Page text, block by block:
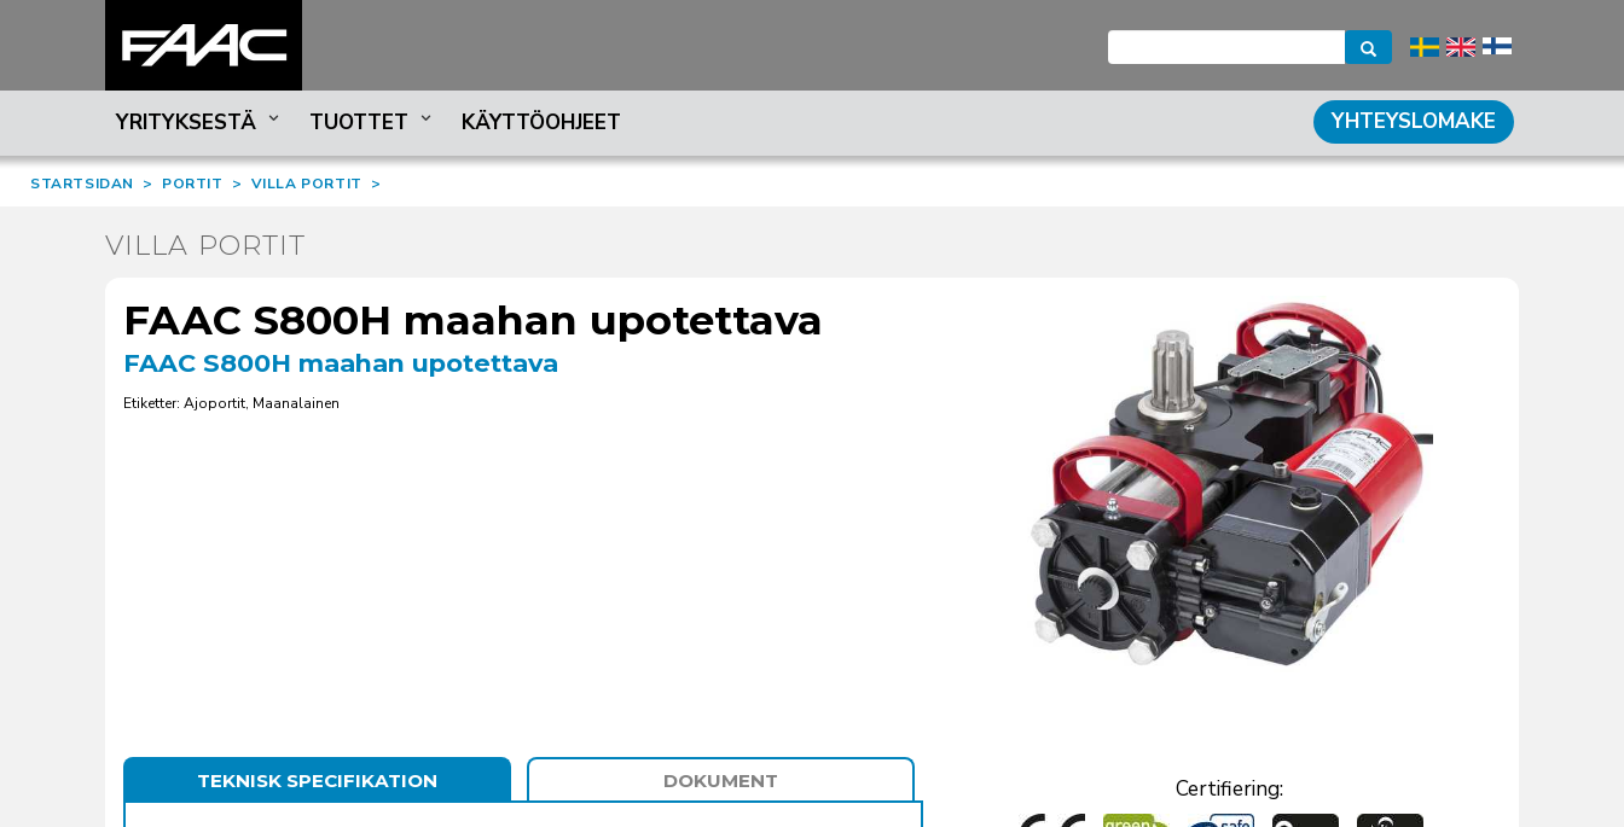
YRITYKSESTÄ TUOTTET KÄYTTÖOHJEET YHTEYSLOMAKE
STARTSIDAN > PORTIT > VILLA PORTIT >
VILLA PORTIT
FAAC S800H maahan upotettava
FAAC S800H maahan upotettava
Etiketter: Ajoportit, Maanalainen
TEKNISK SPECIFIKATION DOKUMENT Certifiering: